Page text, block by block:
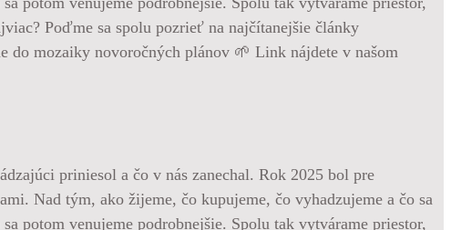
priniesol a čo v nás zanechal. Rok 2025 bol pre
Nad tým, ako žijeme, čo kupujeme, čo vyhadzujeme a čo sa
potom venujeme podrobnejšie. Spolu tak vytvárame priestor,